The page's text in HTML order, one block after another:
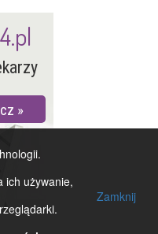
ich używanie,
Zamknij